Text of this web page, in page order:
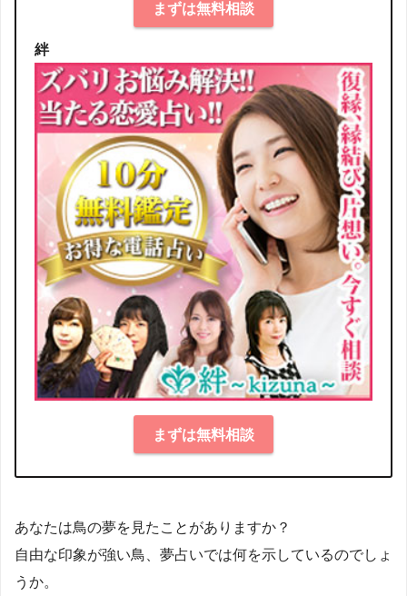
まずは無料相談
絆
まずは無料相談
あなたは鳥の夢を見たことがありますか？
自由な印象が強い鳥、夢占いでは何を示しているのでしょ
うか。